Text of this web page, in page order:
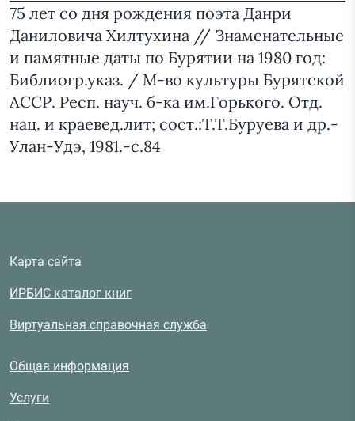
75 лет со дня рождения поэта Данри
Даниловича Хилтухина // Знаменательные
и памятные даты по Бурятии на 1980 год:
Библиогр.указ. / М-во культуры Бурятской
АССР. Респ. науч. б-ка им.Горького. Отд.
нац. и краевед.лит; сост.:Т.Т.Буруева и др.-
Улан-Удэ, 1981.-с.84
Карта сайта
ИРБИС каталог книг
Виртуальная справочная служба
Общая информация
Услуги